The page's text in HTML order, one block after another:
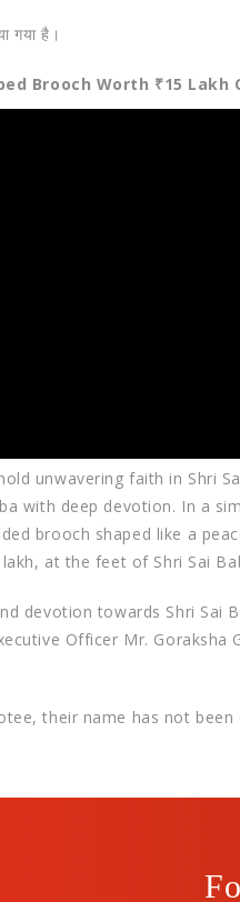
गया है।
Brooch Worth ₹15
unwavering faith in Shri
with deep devotion. In a
brooch shaped like a
at the feet of Shri Sai
devotion towards Shri Sai
Officer Mr. Goraksha
their name has not been